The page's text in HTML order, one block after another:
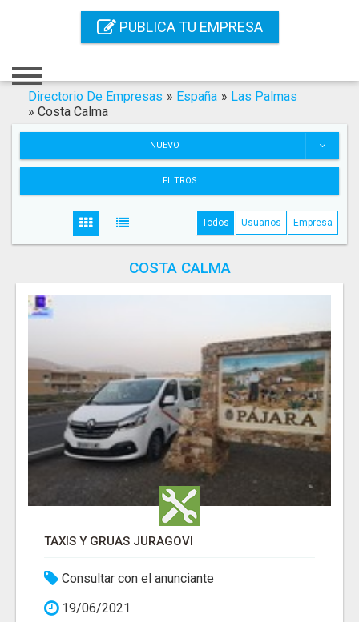
PUBLICA TU EMPRESA
Registro
Contacto
Servicios Online
Publica Tu Empresa
Directorio De Empresas » España » Las Palmas
» Costa Calma
NUEVO
FILTROS
Todos Usuarios Empresa
COSTA CALMA
TAXIS Y GRUAS JURAGOVI
Consultar con el anunciante
19/06/2021